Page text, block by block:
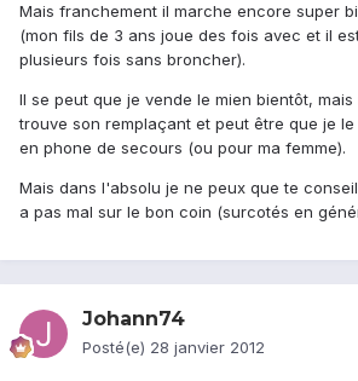
Mais franchement il marche encore super
(mon fils de 3 ans joue des fois avec et il
plusieurs fois sans broncher).
Il se peut que je vende le mien bientôt,
trouve son remplaçant et peut être que je
en phone de secours (ou pour ma femme).
Mais dans l'absolu je ne peux que te
a pas mal sur le bon coin (surcotés en
Johann74
Posté(e) 28 janvier 2012